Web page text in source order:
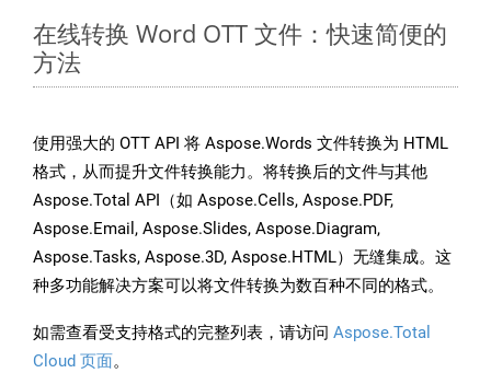
在线转换 Word OTT 文件：快速简便的
方法
使用强大的 OTT API 将 Aspose.Words 文件转换为 HTML
格式，从而提升文件转换能力。将转换后的文件与其他
Aspose.Total API（如 Aspose.Cells, Aspose.PDF,
Aspose.Email, Aspose.Slides, Aspose.Diagram,
Aspose.Tasks, Aspose.3D, Aspose.HTML）无缝集成。这
种多功能解决方案可以将文件转换为数百种不同的格式。
如需查看受支持格式的完整列表，请访问 Aspose.Total
Cloud 页面。